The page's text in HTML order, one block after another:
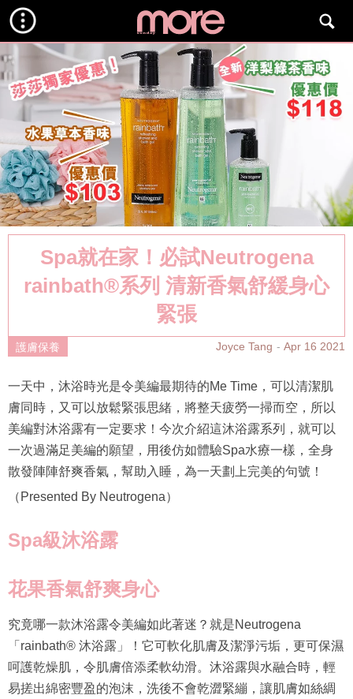
Spa就在家！必試Neutrogena
rainbath®️系列 清新香氣舒緩身心
緊張
護膚保養 Joyce Tang Apr 16 2021
一天中，沐浴時光是令美編最期待的Me Time，可以清潔肌
膚同時，又可以放鬆緊張思緒，將整天疲勞一掃而空，所以
美編對沐浴露有一定要求！今次介紹這沐浴露系列，就可以
一次過滿足美編的願望，用後仿如體驗Spa水療一樣，全身
散發陣陣舒爽香氣，幫助入睡，為一天劃上完美的句號！
（Presented By Neutrogena）
Spa級沐浴露
花果香氣舒爽身心
究竟哪一款沐浴露令美編如此著迷？就是Neutrogena
「rainbath® 沐浴露」！它可軟化肌膚及潔淨污垢，更可保濕
呵護乾燥肌，令肌膚倍添柔軟幼滑。沐浴露與水融合時，輕
易搓出綿密豐盈的泡沫，洗後不會乾澀緊繃，讓肌膚如絲綢